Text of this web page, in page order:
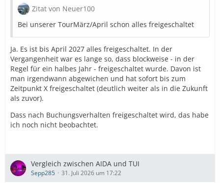
Zitat von Neuer100
Bei unserer TourMärz/April schon alles freigeschaltet
Ja. Es ist bis April 2027 alles freigeschaltet. In der
Vergangenheit war es lange so, dass blockweise - in der
Regel für ein halbes Jahr - freigeschaltet wurde. Davon ist
man irgendwann abgewichen und hat sofort bis zum
Zeitpunkt X freigeschaltet (deutlich weiter als in die Zukunft
als zuvor).
Dass nach Buchungsverhalten freigeschaltet wird, das habe
ich noch nicht beobachtet.
Vergleich zwischen AIDA und TUI
Sepp285 31. Juli 2026 um 17:22